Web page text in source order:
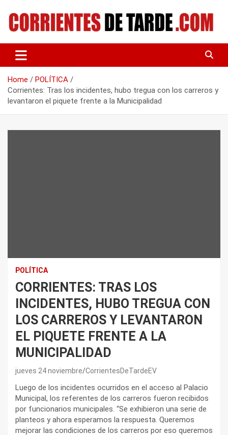
content
CORRIENTES DE TARDE
Home
POLÍTICA
Corrientes: Tras los incidentes, hubo tregua con los carreros y
levantaron el piquete frente a la Municipalidad
POLÍTICA
CORRIENTES: TRAS LOS
INCIDENTES, HUBO TREGUA CON
LOS CARREROS Y LEVANTARON
EL PIQUETE FRENTE A LA
MUNICIPALIDAD
jueves 24 noviembre CorrientesDeTardeEV
Luego de los incidentes ocurridos en el acceso al Palacio
Municipal, los referentes de los carreros fueron recibidos
por funcionarios municipales. “Se exhibieron una serie de
planteos y ahora esperamos la respuesta. Queremos
mejorar las condiciones de los carreros por eso queremos